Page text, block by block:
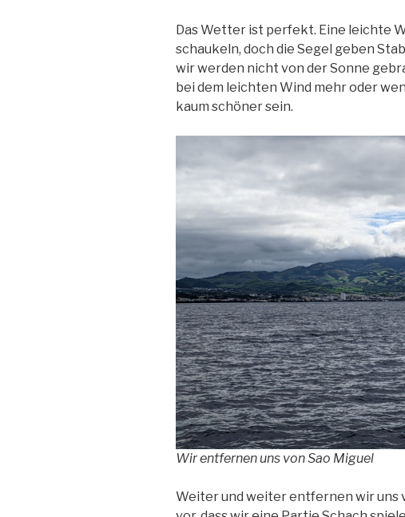
Das Wetter ist perfekt. Eine leichte
schaukeln, doch die Segel geben
wir werden nicht von der Sonne
bei dem leichten Wind mehr oder
kaum schöner sein.
Wir entfernen uns von Sao Miguel
Weiter und weiter entfernen wir uns